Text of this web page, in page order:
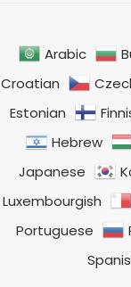
Arabic
Croatian
Estonian
Hebrew
Japanese
Luxembourgish
Portuguese